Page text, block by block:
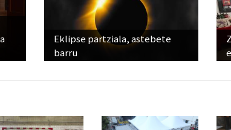
Eklipse partziala, astebete
barru